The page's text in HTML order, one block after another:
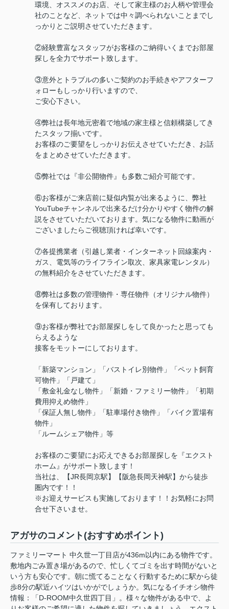
環境、オススメのお店、そして家主様のお人柄や管理会
社のことなど、ネットでは中々調べられないことまでし
っかりとご説明させていただきます。
②経験豊富なスタッフがお客様のご納得いくまでお部屋
探しを全力でサポート致します。
③意外とトラブルの多いご契約のお手続きやアフターフ
ォローもしっかり行いますので、
ご安心下さい。
④弊社は長年地元密着で地域の家主様と信頼構築してき
たスタッフ揃いです。
お客様のご要望をしっかりお伝えさせていただき、お話
をまとめさせていただきます。
⑤弊社では『非公開物件』も多数ご紹介可能です。
⑥お客様がご来店前に疑似内覧が出来るように、弊社
YouTubeチャンネルで出来るだけ分かりやすく物件の解
説をさせていただいております。気になる物件に動画が
ございましたらご視聴頂ければ幸いです。
⑦各提携業者（引越し業者・インターネット回線案内・
ガス、電気等のライフライン取次、家具家電レンタル）
の無料紹介をさせていただきます。
⑧弊社は多数の管理物件・専任物件（オリジナル物件）
を保有しております。
⑨お客様が弊社でお部屋探しをして良かったと思っても
らえるような
接客をモットーにしております。
「新築マンション」「バストイレ別物件」「ペット飼育
可物件」「戸建て」
「敷金礼金なし物件」「新婚・ファミリー物件」「初期
費用抑えめ物件」
「保証人無し物件」「駐車場付き物件」「バイク置場有
物件」
「ルームシェア物件」等
お客様のご要望にお応えできるお部屋探しを『エクスト
ホーム』がサポート致します！
当社は、【JR長岡京駅】【阪急長岡天神駅】から徒歩
圏内です！！
※お迎えサービスも実施しております！！お気軽にお問
合せ下さいませ。
アガサのコメント(おすすめポイント)
ファミリーマート 中久世一丁目店が436m以内にある物件です。
敷地内ごみ置き場があるので、忙しくてゴミを出す時間がないと
いう方も安心です。朝に慌てることなく行動するために駅から徒
歩8分の駅近ハイツはいかがでしょうか。気になるイチオシ物件
情報：「D-ROOM中久世四丁目」。様々な物件がある中で、よ